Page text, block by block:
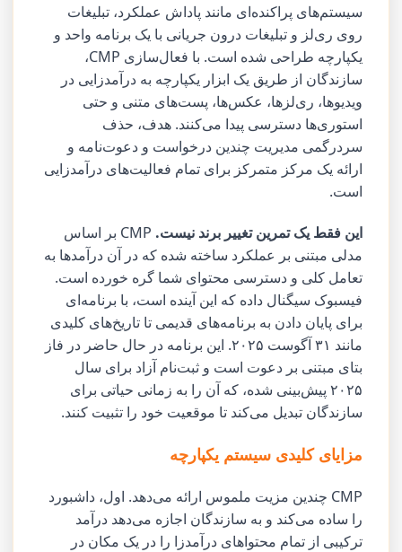
سیستم‌های پراکنده‌ای مانند پاداش عملکرد، تبلیغات
روی ری‌لز و تبلیغات درون جریانی با یک برنامه واحد و
یکپارچه طراحی شده است. با فعال‌سازی CMP،
سازندگان از طریق یک ابزار یکپارچه به درآمدزایی در
ویدیوها، ری‌لزها، عکس‌ها، پست‌های متنی و حتی
استوری‌ها دسترسی پیدا می‌کنند. هدف، حذف
سردرگمی مدیریت چندین درخواست و دعوت‌نامه و
ارائه یک مرکز متمرکز برای تمام فعالیت‌های درآمدزایی
است.
این فقط یک تمرین تغییر برند نیست.
CMP بر اساس
مدلی مبتنی بر عملکرد ساخته شده که در آن درآمدها به
تعامل کلی و دسترسی محتوای شما گره خورده است.
فیسبوک سیگنال داده که این آینده است، با برنامه‌ای
برای پایان دادن به برنامه‌های قدیمی تا تاریخ‌های کلیدی
مانند ۳۱ آگوست ۲۰۲۵. این برنامه در حال حاضر در فاز
بتای مبتنی بر دعوت است و ثبت‌نام آزاد برای سال
۲۰۲۵ پیش‌بینی شده، که آن را به زمانی حیاتی برای
سازندگان تبدیل می‌کند تا موقعیت خود را تثبیت کنند.
مزایای کلیدی سیستم یکپارچه
CMP چندین مزیت ملموس ارائه می‌دهد. اول، داشبورد
را ساده می‌کند و به سازندگان اجازه می‌دهد درآمد
ترکیبی از تمام محتواهای درآمدزا را در یک مکان در